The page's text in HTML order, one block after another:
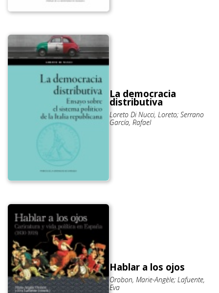
La democracia
distributiva
Loreto Di Nucci, Loreto; Serrano
García, Rafael
Hablar a los ojos
Orobon, Marie-Angèle; Lafuente,
Eva